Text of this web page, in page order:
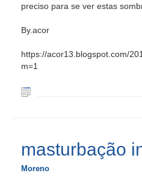
preciso para se ver estas
By.acor
https://acor13.blogspot.com/
m=1
masturbação
Moreno